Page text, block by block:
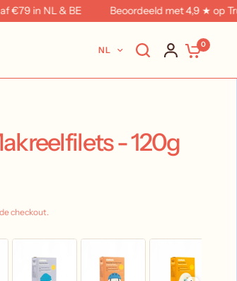
in NL & BE Beoordeeld met 4,9 ★ op
NL
0
- 120g
checkout.